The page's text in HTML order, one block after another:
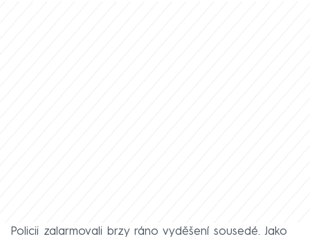
Policii zalarmovali brzy ráno vyděšení sousedé. Jako